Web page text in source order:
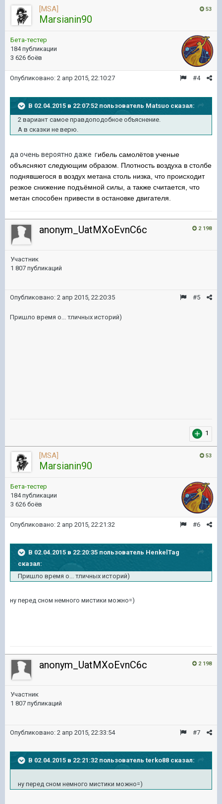
53
[MSA]
Marsianin90
Бета-тестер
184 публикации
3 626 боёв
#4
Опубликовано: 2 апр 2015, 22:10:27
В 02.04.2015 в 22:07:52 пользователь Matsuo сказал:
2 вариант самое правдоподобное объяснение.
А в сказки не верю.
да очень вероятно даже гибель самолётов ученые
объясняют следующим образом. Плотность воздуха в столбе
поднявшегося в воздух метана столь низка, что происходит
резкое снижение подъёмной силы, а также считается, что
метан способен привести в остановке двигателя.
2 198
anonym_UatMXoEvnC6c
Участник
1 807 публикаций
#5
Опубликовано: 2 апр 2015, 22:20:35
Пришло время о... тличных историй)
1
53
[MSA]
Marsianin90
Бета-тестер
184 публикации
3 626 боёв
#6
Опубликовано: 2 апр 2015, 22:21:32
В 02.04.2015 в 22:20:35 пользователь HenkelTag
сказал:
Пришло время о... тличных историй)
ну перед сном немного мистики можно=)
2 198
anonym_UatMXoEvnC6c
Участник
1 807 публикаций
#7
Опубликовано: 2 апр 2015, 22:33:54
В 02.04.2015 в 22:21:32 пользователь terko88 сказал:
ну перед сном немного мистики можно=)